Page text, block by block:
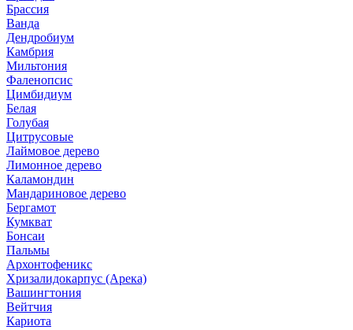
Брассия
Ванда
Дендробиум
Камбрия
Мильтония
Фаленопсис
Цимбидиум
Белая
Голубая
Цитрусовые
Лаймовое дерево
Лимонное дерево
Каламондин
Мандариновое дерево
Бергамот
Кумкват
Бонсаи
Пальмы
Архонтофеникс
Хризалидокарпус (Арека)
Вашингтония
Вейтчия
Кариота